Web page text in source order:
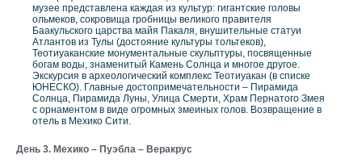
музее представлена каждая из культур: гигантские головы
ольмеков, сокровища гробницы великого правителя
Баакульского царства майя Пакаля, внушительные статуи
Атлантов из Тулы (достояние культуры тольтеков),
Теотиуаканские монументальные скульптуры, посвященные
богам воды, знаменитый Камень Солнца и многое другое.
Экскурсия в археологический комплекс Теотиуакан (в списке
ЮНЕСКО). Главные достопримечательности – Пирамида
Солнца, Пирамида Луны, Улица Смерти, Храм Пернатого Змея
с орнаментом в виде огромных змеиных голов. Возвращение в
отель в Мехико Сити.
День 3. Мехико – Пуэбла – Веракрус